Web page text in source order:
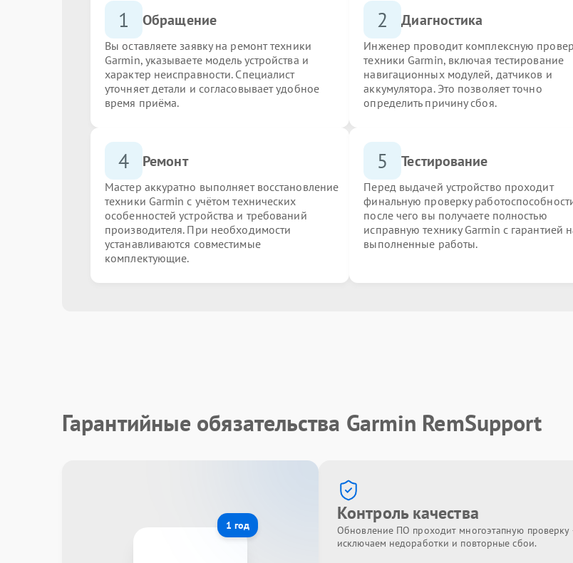
1 Обращение
Вы оставляете заявку на ремонт техники
Garmin, указываете модель устройства и
характер неисправности. Специалист
уточняет детали и согласовывает удобное
время приёма.
2 Диагностика
Инженер проводит комплексную
техники Garmin, включая тестирование
навигационных модулей, датчиков и
аккумулятора. Это позволяет точно
определить причину сбоя.
4 Ремонт
Мастер аккуратно выполняет восстановление
техники Garmin с учётом технических
особенностей устройства и требований
производителя. При необходимости
устанавливаются совместимые
комплектующие.
5 Тестирование
Перед выдачей устройство проходит
финальную проверку
после чего вы получаете полностью
исправную технику Garmin с гарантией
выполненные работы.
Гарантийные обязательства Garmin RemSupport
1 год
Контроль качества
Обновление ПО проходит многоэтапную проверку
исключаем недоработки и повторные сбои.